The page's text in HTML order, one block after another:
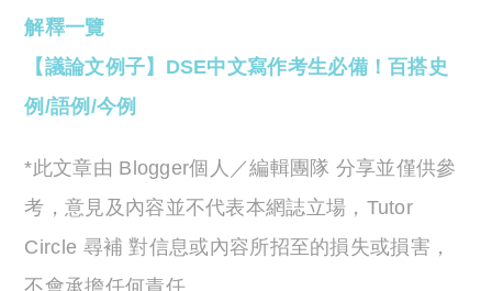
解釋一覽
【議論文例子】DSE中文寫作考生必備！百搭史
例/語例/今例
*此文章由 Blogger個人／編輯團隊 分享並僅供參
考，意見及內容並不代表本網誌立場，Tutor
Circle 尋補 對信息或內容所招至的損失或損害，
不會承擔任何責任。